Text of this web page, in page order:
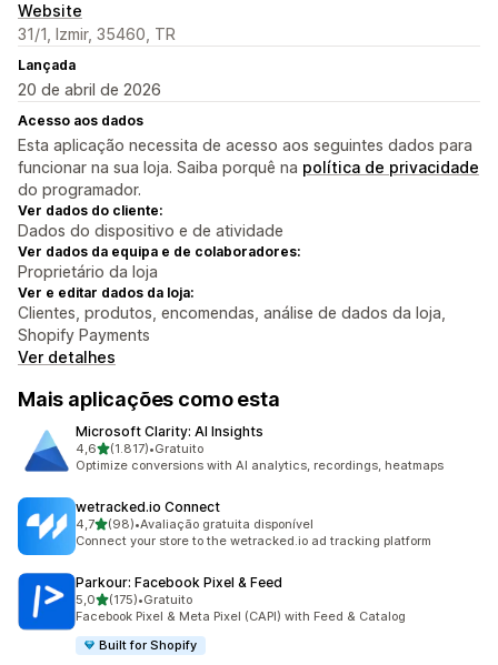
Website
31/1, Izmir, 35460, TR
Lançada
20 de abril de 2026
Acesso aos dados
Esta aplicação necessita de acesso aos seguintes dados para
funcionar na sua loja. Saiba porquê na política de privacidade
do programador.
Ver dados do cliente:
Dados do dispositivo e de atividade
Ver dados da equipa e de colaboradores:
Proprietário da loja
Ver e editar dados da loja:
Clientes, produtos, encomendas, análise de dados da loja,
Shopify Payments
Ver detalhes
Mais aplicações como esta
Microsoft Clarity: AI Insights
4,6de 5 estrelas
(1.817)
1817 total de avaliações
•Gratuito
Optimize conversions with AI analytics, recordings, heatmaps
wetracked.io Connect
4,7de 5 estrelas
(98)
98 total de avaliações
•Avaliação gratuita disponível
Connect your store to the wetracked.io ad tracking platform
Parkour: Facebook Pixel & Feed
5,0de 5 estrelas
(175)
175 total de avaliações
•Gratuito
Facebook Pixel & Meta Pixel (CAPI) with Feed & Catalog
Built for Shopify